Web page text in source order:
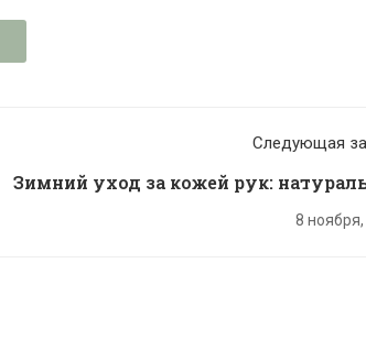
Следующая
Зимний уход за кожей рук:
косметика своими
8